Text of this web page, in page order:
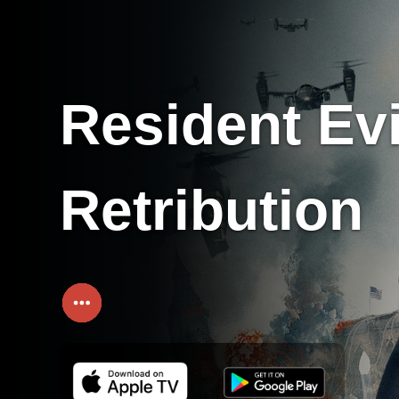
Resident
Retribution